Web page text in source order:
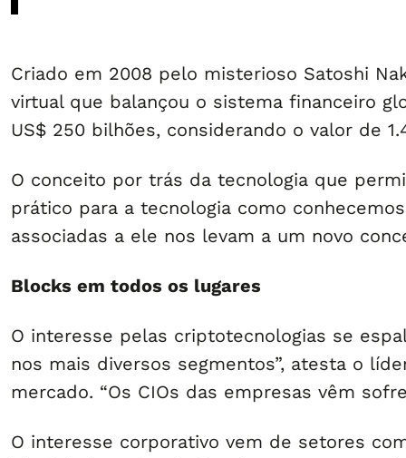
Criado em 2008 pelo misterioso Satoshi
virtual que balançou o sistema financeiro
US$ 250 bilhões, considerando o valor de
O conceito por trás da tecnologia que
prático para a tecnologia como
associadas a ele nos levam a um novo
Blocks em todos os lugares
O interesse pelas criptotecnologias se
nos mais diversos segmentos”, atesta o
mercado. “Os CIOs das empresas vêm
O interesse corporativo vem de setores